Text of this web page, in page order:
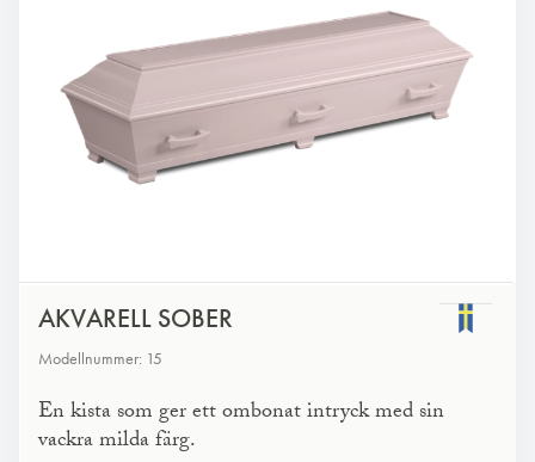
AKVARELL SOBER
Modellnummer: 15
En kista som ger ett ombonat intryck med sin
vackra milda färg.